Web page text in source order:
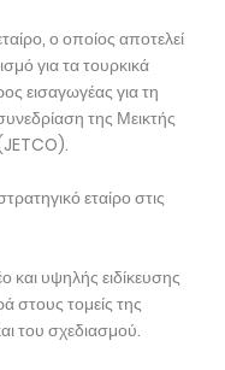
ο οποίος αποτελεί
για τα τουρκικά
εισαγωγέας για τη
της Μεικτής
εταίρο στις
και υψηλής ειδίκευσης
στους τομείς της
του σχεδιασμού.